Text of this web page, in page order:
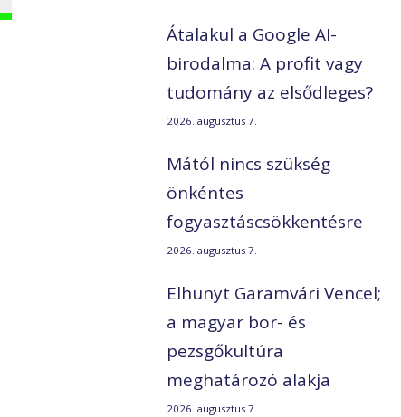
Átalakul a Google AI-
birodalma: A profit vagy
tudomány az elsődleges?
2026. augusztus 7.
Mától nincs szükség
önkéntes
fogyasztáscsökkentésre
2026. augusztus 7.
Elhunyt Garamvári Vencel;
a magyar bor- és
pezsgőkultúra
meghatározó alakja
2026. augusztus 7.